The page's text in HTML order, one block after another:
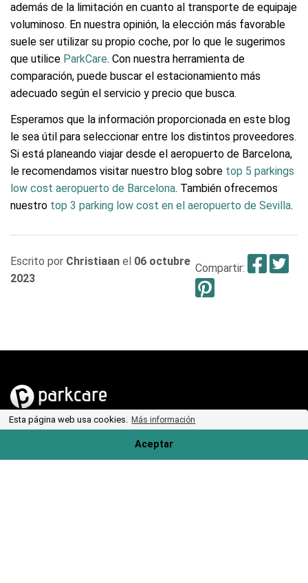
además de la limitación en cuanto al transporte de equipaje
voluminoso. En nuestra opinión, la elección más favorable
suele ser utilizar su propio coche, por lo que le sugerimos
que utilice ParkCare. Con nuestra herramienta de
comparación, puede buscar el estacionamiento más
adecuado según el servicio y precio que busca.
Esperamos que la información proporcionada en este blog
le sea útil para seleccionar entre los distintos proveedores.
Si está planeando viajar desde el aeropuerto de Barcelona,
le recomendamos visitar nuestro blog sobre top 5 parkings
low cost aeropuerto de Barcelona. También ofrecemos
nuestro top 3 parking low cost en el aeropuerto de Sevilla.
Escrito por Christiaan el 06 octubre
2023
Compartir:
Pinterest
Aeropuertos
Informacion
Esta página web usa cookies. Más información
Aceptar